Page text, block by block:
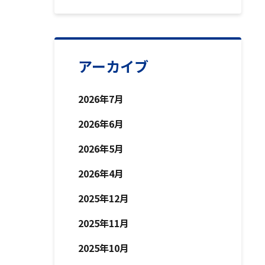
アーカイブ
2026年7月
2026年6月
2026年5月
2026年4月
2025年12月
2025年11月
2025年10月